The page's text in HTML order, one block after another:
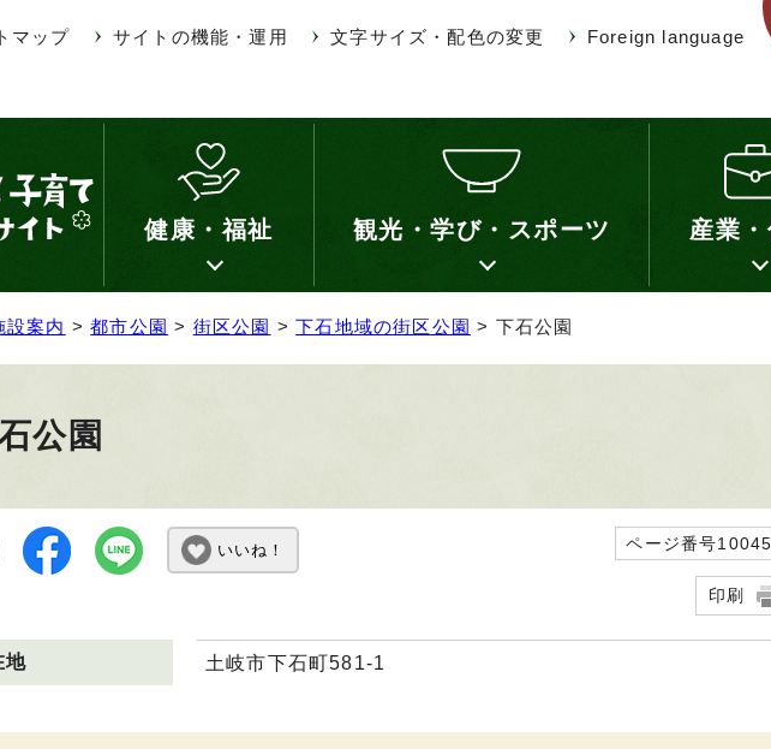
マップ サイトの機能・運用 文字サイズ・配色の変更 Foreign language
健康・福祉 観光・学び・スポーツ 産業
設案内 >都市公園 > 街区公園 >下石地域の街区公園 > 下石公園
公園
いいね！ ページ番号
印刷
地 土岐市下石町581-1